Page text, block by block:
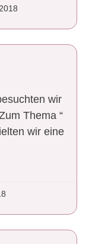
wir
Thema “
wir eine